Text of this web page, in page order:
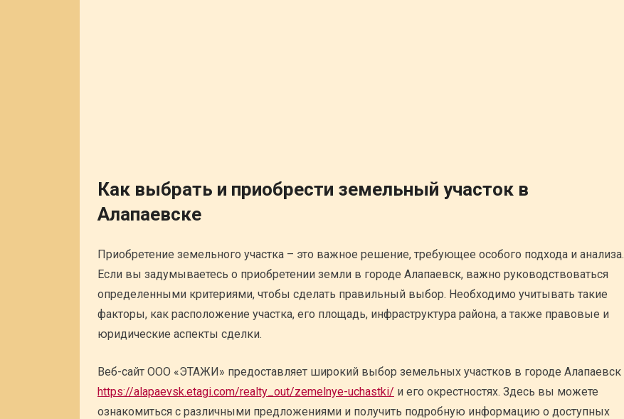
Как выбрать и приобрести земельный участок в
Алапаевске
Приобретение земельного участка – это важное решение, требующее особого подхода и анализа.
Если вы задумываетесь о приобретении земли в городе Алапаевск, важно руководствоваться
определенными критериями, чтобы сделать правильный выбор. Необходимо учитывать такие
факторы, как расположение участка, его площадь, инфраструктура района, а также правовые и
юридические аспекты сделки.
Веб-сайт ООО «ЭТАЖИ» предоставляет широкий выбор земельных участков в городе Алапаевск
https://alapaevsk.etagi.com/realty_out/zemelnye-uchastki/ и его окрестностях. Здесь вы можете
ознакомиться с различными предложениями и получить подробную информацию о доступных